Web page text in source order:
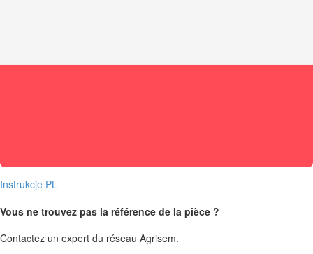
Instrukcje PL
Vous ne trouvez pas la référence de la pièce ?
Contactez un expert du réseau Agrisem.